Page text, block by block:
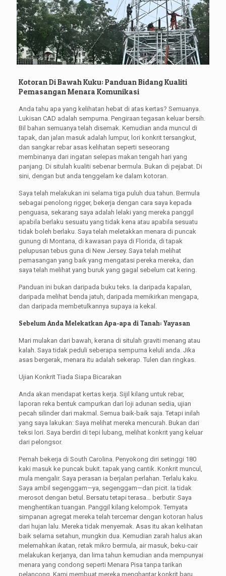
Kotoran Di Bawah Kuku: Panduan Bidang Kualiti
Pemasangan Menara Komunikasi
Anda tahu apa yang kelihatan hebat di atas kertas? Semuanya.
Lukisan CAD adalah sempurna. Pengiraan tegasan keluar bersih.
Bil bahan semuanya telah disemak. Kemudian anda muncul di
tapak, dan jalan masuk adalah lumpur, lori konkrit tersangkut,
dan sangkar rebar asas kelihatan seperti seseorang
membinanya dari ingatan selepas makan tengah hari yang
panjang. Di situlah kualiti sebenar bermula. Bukan di pejabat. Di
sini, dengan but anda tenggelam ke dalam kotoran.
Saya telah melakukan ini selama tiga puluh dua tahun. Bermula
sebagai penolong rigger, bekerja dengan cara saya kepada
penguasa, sekarang saya adalah lelaki yang mereka panggil
apabila berlaku sesuatu yang tidak kena atau apabila sesuatu
tidak boleh berlaku. Saya telah meletakkan menara di puncak
gunung di Montana, di kawasan paya di Florida, di tapak
pelupusan tebus guna di New Jersey. Saya telah melihat
pemasangan yang baik yang mengatasi pereka mereka, dan
saya telah melihat yang buruk yang gagal sebelum cat kering.
Panduan ini bukan daripada buku teks. Ia daripada kapalan,
daripada melihat benda jatuh, daripada memikirkan mengapa,
dan daripada membetulkannya supaya ia kekal.
Sebelum Anda Melekatkan Apa-apa di Tanah: Yayasan
Mari mulakan dari bawah, kerana di situlah graviti menang atau
kalah. Saya tidak peduli seberapa sempurna keluli anda. Jika
asas bergerak, menara itu adalah sekerap. Tulen dan ringkas.
Ujian Konkrit Tiada Siapa Bicarakan
Anda akan mendapat kertas kerja. Sijil kilang untuk rebar,
laporan reka bentuk campurkan dari loji adunan sedia, ujian
pecah silinder dari makmal. Semua baik-baik saja. Tetapi inilah
yang saya lakukan: Saya melihat mereka mencurah. Bukan dari
teksi lori. Saya berdiri di tepi lubang, melihat konkrit yang keluar
dari pelongsor.
Pernah bekerja di South Carolina. Penyokong diri setinggi 180
kaki masuk ke puncak bukit. tapak yang cantik. Konkrit muncul,
mula mengalir. Saya perasan ia berjalan perlahan. Terlalu kaku.
Saya ambil segenggam—ya, segenggam—dan picit. Ia tidak
merosot dengan betul. Bersatu tetapi terasa… berbutir. Saya
menghentikan tuangan. Panggil kilang kelompok. Ternyata
simpanan agregat mereka telah tercemar dengan kotoran halus
dari hujan lalu. Mereka tidak menyemak. Asas itu akan kelihatan
baik selama setahun, mungkin dua. Kemudian zarah halus akan
melemahkan ikatan, retak mikro bermula, air masuk, beku-cair
melakukan kerjanya, dan lima tahun kemudian anda mempunyai
menara yang condong seperti Menara Pisa tanpa tarikan
pelancong. Kami membuat mereka menghantar konkrit baru.